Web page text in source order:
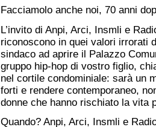
Facciamolo anche noi, 70 anni
L’invito di Anpi, Arci, Insmli e
riconoscono in quei valori irrorati
sindaco ad aprire il Palazzo
gruppo hip-hop di vostro figlio,
nel cortile condominiale: sarà un
forti e rendere contemporaneo,
donne che hanno rischiato la vita
Quando? Anpi, Arci, Insmli e